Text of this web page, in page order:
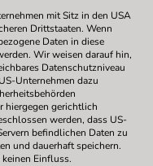
mit Sitz in den USA
Drittstaaten. Wenn
Daten in diese
Wir weisen darauf hin,
Datenschutzniveau
Unternehmen dazu
hiergegen gerichtlich
werden, dass US-
befindlichen Daten zu
und dauerhaft speichern.
Einfluss.